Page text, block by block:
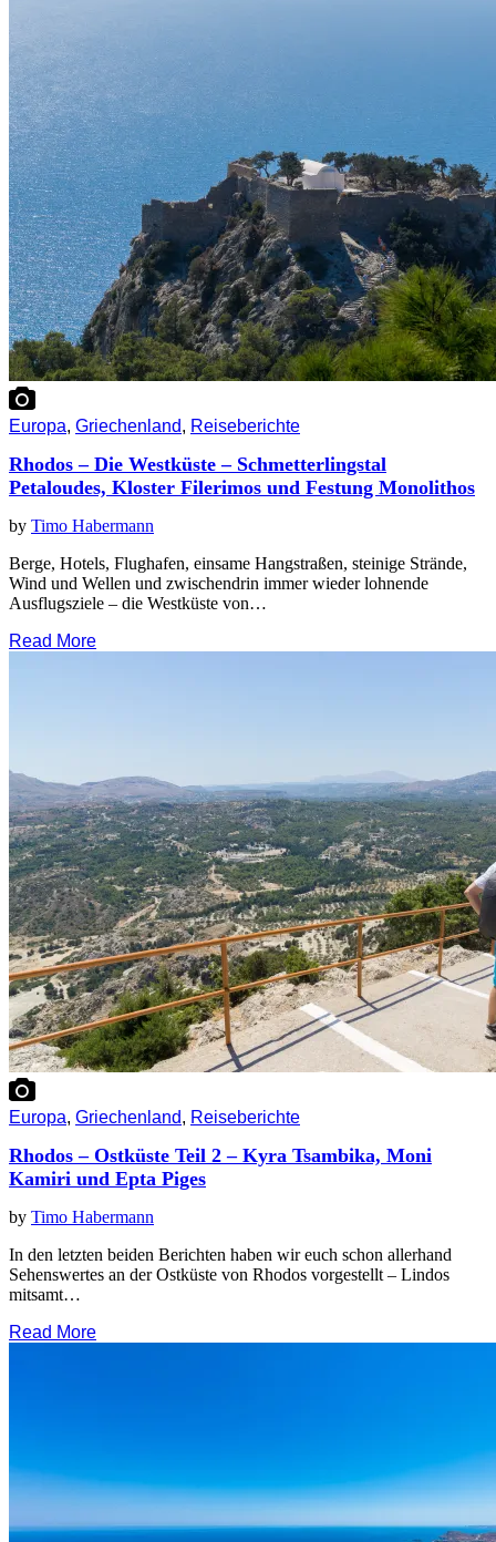
Europa, Griechenland, Reiseberichte
Rhodos – Die Westküste – Schmetterlingstal
Petaloudes, Kloster Filerimos und Festung Monolithos
by Timo Habermann
Berge, Hotels, Flughafen, einsame Hangstraßen, steinige Strände,
Wind und Wellen und zwischendrin immer wieder lohnende
Ausflugsziele – die Westküste von…
Read More
Europa, Griechenland, Reiseberichte
Rhodos – Ostküste Teil 2 – Kyra Tsambika, Moni
Kamiri und Epta Piges
by Timo Habermann
In den letzten beiden Berichten haben wir euch schon allerhand
Sehenswertes an der Ostküste von Rhodos vorgestellt – Lindos
mitsamt…
Read More